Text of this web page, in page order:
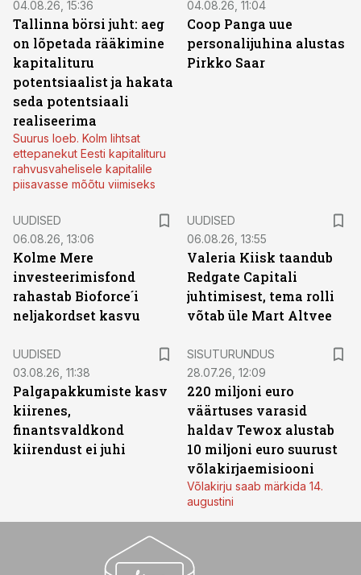
04.08.26, 15:36
Tallinna börsi juht: aeg
on lõpetada rääkimine
kapitalituru
potentsiaalist ja hakata
seda potentsiaali
realiseerima
Suurus loeb. Kolm lihtsat
ettepanekut Eesti kapitalituru
rahvusvahelisele kapitalile
piisavasse mõõtu viimiseks
04.08.26, 11:04
Coop Panga uue
personalijuhina alustas
Pirkko Saar
UUDISED
06.08.26, 13:06
Kolme Mere
investeerimisfond
rahastab Bioforce´i
neljakordset kasvu
UUDISED
06.08.26, 13:55
Valeria Kiisk taandub
Redgate Capitali
juhtimisest, tema rolli
võtab üle Mart Altvee
UUDISED
03.08.26, 11:38
Palgapakkumiste kasv
kiirenes,
finantsvaldkond
kiirendust ei juhi
SISUTURUNDUS
28.07.26, 12:09
220 miljoni euro
väärtuses varasid
haldav Tewox alustab
10 miljoni euro suurust
võlakirjaemisiooni
Võlakirju saab märkida 14.
augustini